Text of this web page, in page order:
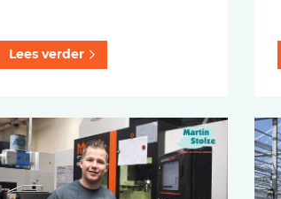
Lees verder